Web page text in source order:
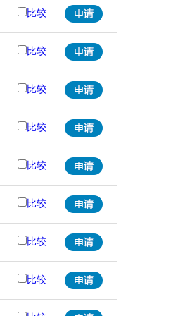
比较
比较
比较
比较
比较
比较
比较
比较